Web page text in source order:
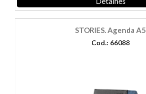
STORIES. Agenda A5
Cod.: 66088